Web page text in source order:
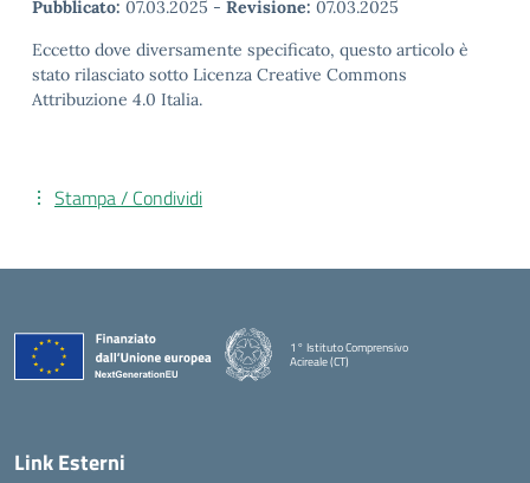
Pubblicato: 07.03.2025 - Revisione: 07.03.2025
Eccetto dove diversamente specificato, questo articolo è
stato rilasciato sotto Licenza Creative Commons
Attribuzione 4.0 Italia.
Stampa / Condividi
1° Istituto Comprensivo
Acireale (CT)
Link Esterni